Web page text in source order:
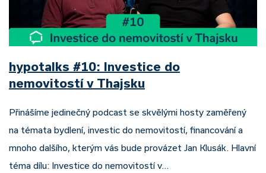
hypotalks #10: Investice do
nemovitostí v Thajsku
Přinášíme jedinečný podcast se skvělými hosty zaměřený
na témata bydlení, investic do nemovitostí, financování a
mnoho dalšího, kterým vás bude provázet Jan Klusák. Hlavní
téma dílu: Investice do nemovitostí v…